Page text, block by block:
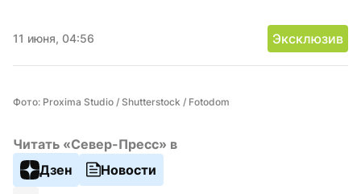
11 июня, 04:56 Эксклюзив
Фото: Proxima Studio / Shutterstock / Fotodom
Читать «Север-Пресс» в
Дзен
Новости